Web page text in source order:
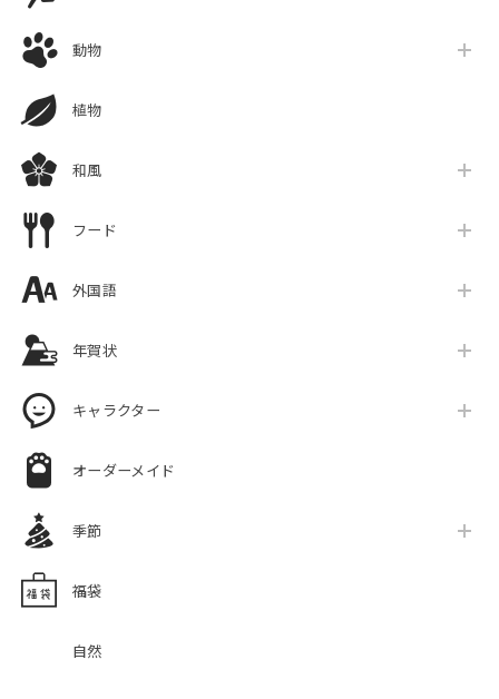
動物
植物
和風
フード
外国語
年賀状
キャラクター
オーダーメイド
季節
福袋
自然